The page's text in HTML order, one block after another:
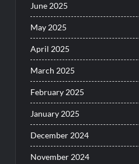
June 2025
May 2025
April 2025
March 2025
February 2025
January 2025
December 2024
November 2024